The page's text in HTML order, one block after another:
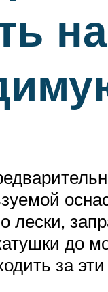
до
за